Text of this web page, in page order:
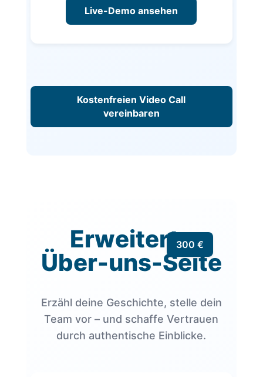
Live-Demo ansehen
Kostenfreien Video Call
vereinbaren
Erweiterte
Über-uns-Seite
300 €
Erzähl deine Geschichte, stelle dein
Team vor – und schaffe Vertrauen
durch authentische Einblicke.